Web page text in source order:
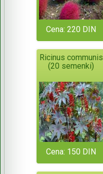
Cena: 220 DIN
Ricinus communis
(20 semenki)
Cena: 150 DIN